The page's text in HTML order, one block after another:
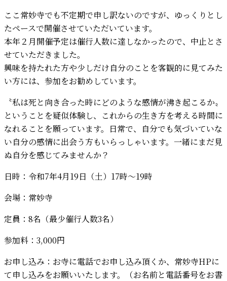
ここ常妙寺でも不定期で申し訳ないのですが、ゆっくりとし
たペースで開催させていただいています。
本年２月開催予定は催行人数に達しなかったので、中止とさ
せていただきました。
興味を持たれた方や少しだけ自分のことを客観的に見てみた
い方には、参加をお勧めしています。
〝私は死と向き合った時にどのような感情が沸き起こるか〟
ということを疑似体験し、これからの生き方を考える時間に
なれることを願っています。日常で、自分でも気づいていな
い自分の感情に出会う方もいらっしゃいます。一緒にまだ見
ぬ自分を感じてみませんか？
日時：令和7年4月19日（土）17時～19時
会場：常妙寺
定員：8名（最少催行人数3名）
参加料：3,000円
お申し込み：お寺に電話でお申し込み頂くか、常妙寺HPに
て申し込みをお願いいたします。（お名前と電話番号をお書